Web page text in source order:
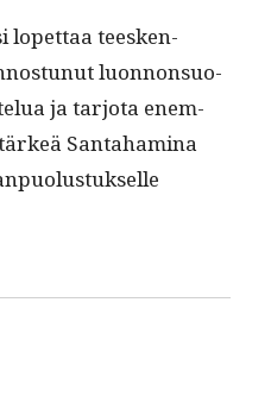
lopet­taa teesken­
luon­non­suo­
ja tar­jo­ta enem­
San­ta­ham­i­na